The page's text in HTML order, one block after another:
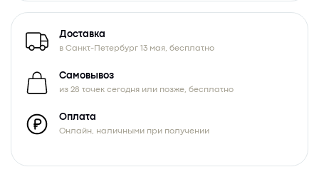
Доставка
в Санкт-Петербург 13 мая, бесплатно
Самовывоз
из 28 точек сегодня или позже, бесплатно
Оплата
Онлайн, наличными при получении